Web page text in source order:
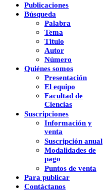
Publicaciones
Búsqueda
Palabra
Tema
Titulo
Autor
Número
Quiénes somos
Presentación
El equipo
Facultad de
Ciencias
Suscripciones
Información y
venta
Suscripción anual
Modalidades de
pago
Puntos de venta
Para publicar
Contáctanos